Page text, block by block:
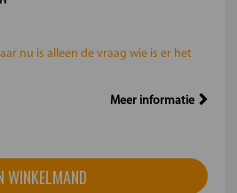
nu is alleen de vraag wie is er het
Meer informatie
WINKELMAND